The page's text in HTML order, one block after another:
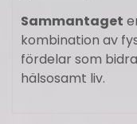
Sammantaget
kombination av
fördelar som
hälsosamt liv.